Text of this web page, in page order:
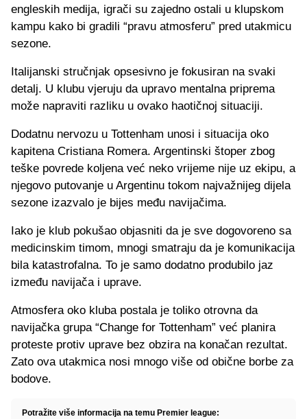
engleskih medija, igrači su zajedno ostali u klupskom
kampu kako bi gradili “pravu atmosferu” pred utakmicu
sezone.
Italijanski stručnjak opsesivno je fokusiran na svaki
detalj. U klubu vjeruju da upravo mentalna priprema
može napraviti razliku u ovako haotičnoj situaciji.
Dodatnu nervozu u Tottenham unosi i situacija oko
kapitena Cristiana Romera. Argentinski štoper zbog
teške povrede koljena već neko vrijeme nije uz ekipu, a
njegovo putovanje u Argentinu tokom najvažnijeg dijela
sezone izazvalo je bijes među navijačima.
Iako je klub pokušao objasniti da je sve dogovoreno sa
medicinskim timom, mnogi smatraju da je komunikacija
bila katastrofalna. To je samo dodatno produbilo jaz
između navijača i uprave.
Atmosfera oko kluba postala je toliko otrovna da
navijačka grupa “Change for Tottenham” već planira
proteste protiv uprave bez obzira na konačan rezultat.
Zato ova utakmica nosi mnogo više od obične borbe za
bodove.
Potražite više informacija na temu Premier league: